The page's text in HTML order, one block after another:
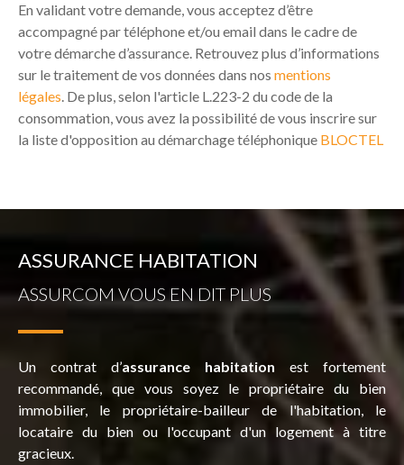
En validant votre demande, vous acceptez d’être
accompagné par téléphone et/ou email dans le cadre de
votre démarche d’assurance. Retrouvez plus d’informations
sur le traitement de vos données dans nos mentions
légales. De plus, selon l'article L.223-2 du code de la
consommation, vous avez la possibilité de vous inscrire sur
la liste d'opposition au démarchage téléphonique BLOCTEL
ASSURANCE HABITATION
ASSURCOM VOUS EN DIT PLUS
Un contrat d’assurance habitation est fortement
recommandé, que vous soyez le propriétaire du bien
immobilier, le propriétaire-bailleur de l'habitation, le
locataire du bien ou l'occupant d'un logement à titre
gracieux.